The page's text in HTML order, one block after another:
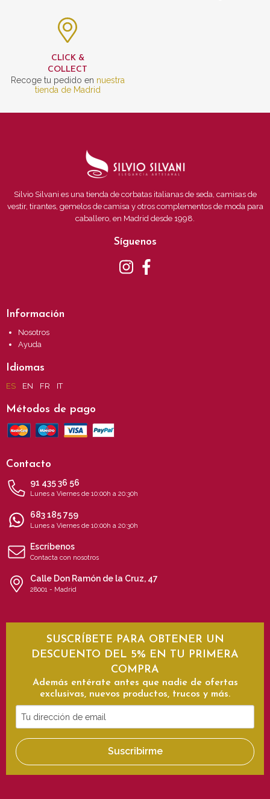
CLICK &
COLLECT
Recoge tu pedido en nuestra
tienda de Madrid
Silvio Silvani es una tienda de corbatas italianas de seda, camisas de
vestir, tirantes, gemelos de camisa y otros complementos de moda para
caballero, en Madrid desde 1998.
Síguenos
Información
Nosotros
Ayuda
Idiomas
ES EN FR IT
Métodos de pago
Contacto
91 435 36 56
Lunes a Viernes de 10:00h a 20:30h
683 185 759
Lunes a Viernes de 10:00h a 20:30h
Escríbenos
Contacta con nosotros
Calle Don Ramón de la Cruz, 47
28001 - Madrid
SUSCRÍBETE PARA OBTENER UN
DESCUENTO DEL 5% EN TU PRIMERA
COMPRA
Además entérate antes que nadie de ofertas
exclusivas, nuevos productos, trucos y más.
Tu
dirección
de
email
Suscribirme